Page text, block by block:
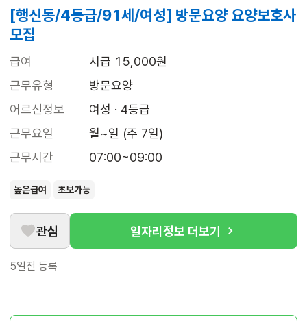
[행신동/4등급/91세/여성] 방문요양 요양보호사
모집
급여
시급 15,000원
근무유형
방문요양
어르신정보
여성 · 4등급
근무요일
월~일 (주 7일)
근무시간
07:00~09:00
높은급여 초보가능
관심 일자리정보 더보기
5일전 등록